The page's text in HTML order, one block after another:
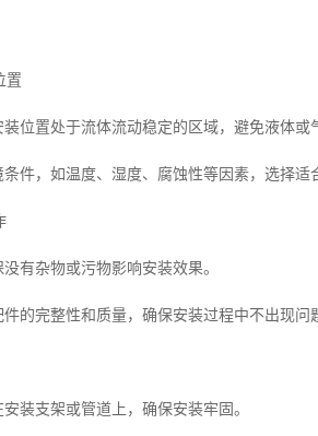
置
位置处于流体流动稳定的区域，避免液体或
件，如温度、湿度、腐蚀性等因素，选择适
有杂物或污物影响安装效果。
的完整性和质量，确保安装过程中不出现问
装支架或管道上，确保安装牢固。